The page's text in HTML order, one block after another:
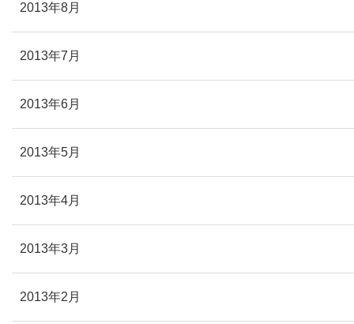
2013年8月
2013年7月
2013年6月
2013年5月
2013年4月
2013年3月
2013年2月